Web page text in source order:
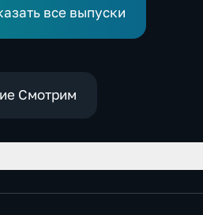
Евразийского
экономического
все выпуски
Смотрим